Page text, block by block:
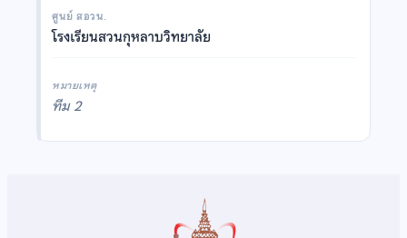
ศูนย์ สอวน.
โรงเรียนสวนกุหลาบวิทยาลัย
หมายเหตุ
ทีม 2